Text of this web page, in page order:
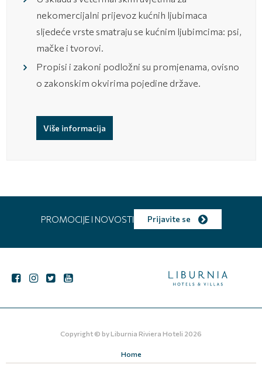
nekomercijalni prijevoz kućnih ljubimaca
sljedeće vrste smatraju se kućnim ljubimcima: psi,
mačke i tvorovi.
Propisi i zakoni podložni su promjenama, ovisno
o zakonskim okvirima pojedine države.
Više informacija
PROMOCIJE I NOVOSTI Prijavite se
Copyright © by Liburnia Riviera Hoteli 2026
Home